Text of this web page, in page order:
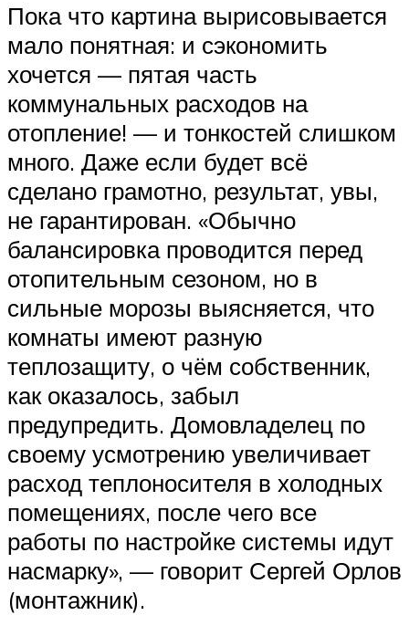
Пока что картина вырисовывается
мало понятная: и сэкономить
хочется — пятая часть
коммунальных расходов на
отопление! — и тонкостей слишком
много. Даже если будет всё
сделано грамотно, результат, увы,
не гарантирован. «Обычно
балансировка проводится перед
отопительным сезоном, но в
сильные морозы выясняется, что
комнаты имеют разную
теплозащиту, о чём собственник,
как оказалось, забыл
предупредить. Домовладелец по
своему усмотрению увеличивает
расход теплоносителя в холодных
помещениях, после чего все
работы по настройке системы идут
насмарку», — говорит Сергей Орлов
(монтажник).